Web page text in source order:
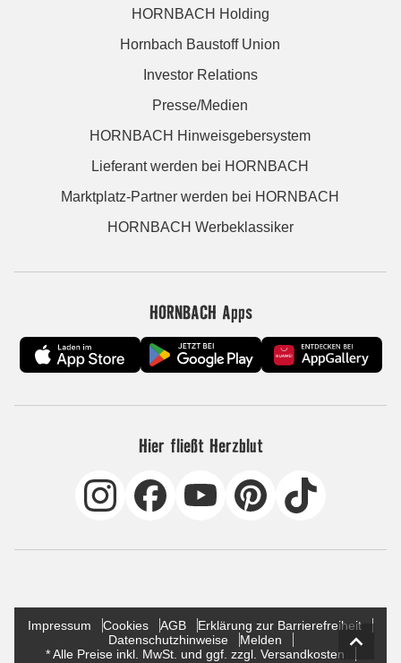
HORNBACH Holding
Hornbach Baustoff Union
Investor Relations
Presse/Medien
HORNBACH Hinweisgebersystem
Lieferant werden bei HORNBACH
Marktplatz-Partner werden bei HORNBACH
HORNBACH Werbeklassiker
HORNBACH Apps
Hier fließt Herzblut
Impressum Cookies AGB
Erklärung zur Barrierefreiheit
Datenschutzhinweise
Melden
* Alle Preise inkl. MwSt. und ggf. zzgl. Versandkosten